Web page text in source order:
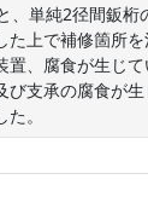
、単純2径間鈑
上で補修箇所
、腐食が生じ
支承の腐食が
。